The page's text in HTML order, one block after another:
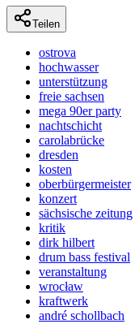
Teilen
ostrova
hochwasser
unterstützung
freie sachsen
mega 90er party
nachtschicht
carolabrücke
dresden
kosten
oberbürgermeister
konzert
sächsische zeitung
kritik
dirk hilbert
drum bass festival
veranstaltung
wrocław
kraftwerk
andré schollbach